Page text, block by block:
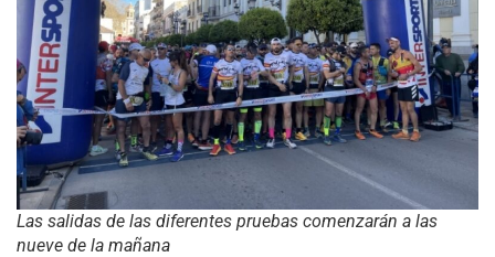
Las salidas de las diferentes pruebas comenzarán a las
nueve de la mañana